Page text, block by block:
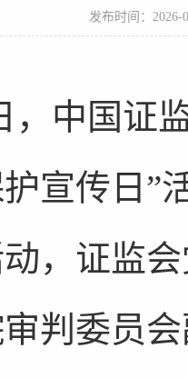
发布时间：2026-
中国证监
宣传日”
，证监
判委员